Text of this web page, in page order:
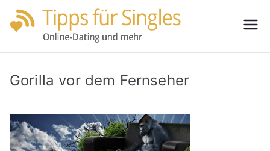
Zum
Inhalt
für
s
Gorilla vor dem Fernseher